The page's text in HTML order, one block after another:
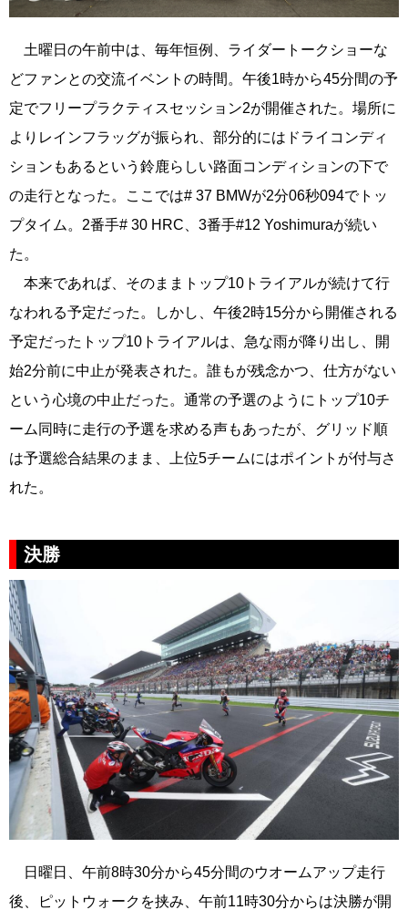
土曜日の午前中は、毎年恒例、ライダートークショーな
どファンとの交流イベントの時間。午後1時から45分間の予
定でフリープラクティスセッション2が開催された。場所に
よりレインフラッグが振られ、部分的にはドライコンディ
ションもあるという鈴鹿らしい路面コンディションの下で
の走行となった。ここでは# 37 BMWが2分06秒094でトッ
プタイム。2番手# 30 HRC、3番手#12 Yoshimuraが続い
た。
本来であれば、そのままトップ10トライアルが続けて行
なわれる予定だった。しかし、午後2時15分から開催される
予定だったトップ10トライアルは、急な雨が降り出し、開
始2分前に中止が発表された。誰もが残念かつ、仕方がない
という心境の中止だった。通常の予選のようにトップ10チ
ーム同時に走行の予選を求める声もあったが、グリッド順
は予選総合結果のまま、上位5チームにはポイントが付与さ
れた。
決勝
日曜日、午前8時30分から45分間のウオームアップ走行
後、ピットウォークを挟み、午前11時30分からは決勝が開